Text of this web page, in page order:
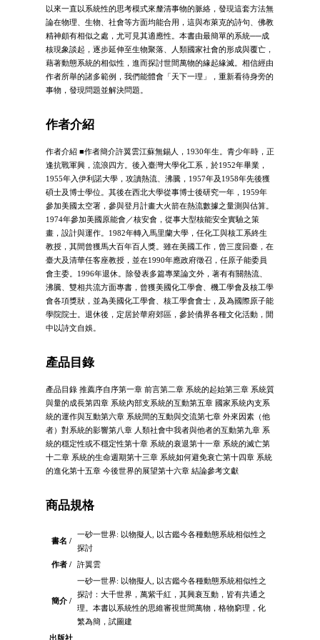
以來一直以系統性的思考模式來釐清事物的脈絡，發現這套方法無
論在物理、生物、社會等方面均能合用，這與布萊克的詩句、佛教
精神頗有相似之處，尤可見其適應性。本書由最簡單的系統──成
核現象談起，逐步延伸至生物聚落、人類國家社會的形成與覆亡，
藉著動態系統的相似性，進而探討世間萬物的緣起緣滅。相信經由
作者所舉的諸多範例，我們能體會「天下一理」，重新看待身旁的
事物，發現問題並解決問題。
作者介紹
作者介紹 ■作者簡介許翼雲江蘇無錫人，1930年生。青少年時，正
逢抗戰軍興，流浪四方。後入臺灣大學化工系，於1952年畢業，
1955年入伊利諾大學，攻讀熱流、沸騰，1957年及1958年先後獲
碩士及博士學位。其後在西北大學從事博士後研究一年，1959年
參加美國太空署，參與登月計畫大火箭在熱流數據之量測與估算。
1974年參加美國原能會／核安會，從事大型核能安全實驗之策
畫，設計與運作。1982年轉入馬里蘭大學，任化工與核工系終生
教授，其間曾獲馬大百年百人獎。雖在美國工作，曾三度回臺，在
臺大及清華任客座教授，並在1990年應政府徵召，任原子能委員
會主委。1996年退休。除發表多篇專業論文外，著有有關熱流、
沸騰、雙相共流方面專書，曾獲美國化工學會、機工學會及核工學
會各項獎狀，並為美國化工學會、核工學會會士，及為國際原子能
學院院士。退休後，定居於華府郊區，參於僑界各種文化活動，閒
中以詩文自娛。
產品目錄
產品目錄 推薦序自序第一章 前言第二章 系統的起始第三章 系統質
與量的成長第四章 系統內部支系統的互動第五章 國家系統內支系
統的運作與互動第六章 系統間的互動與交流第七章 外來因素（他
者）對系統的影響第八章 人類社會中我者與他者的互動第九章 系
統的穩定性或不穩定性第十章 系統的衰退第十一章 系統的滅亡第
十二章 系統的生命週期第十三章 系統如何避免衰亡第十四章 系統
的進化第十五章 今後世界的展望第十六章 結論參考文獻
商品規格
書名 /
一砂一世界: 以物擬人, 以古鑑今各種動態系統相似性之
探討
作者 /
許翼雲
簡介 /
一砂一世界: 以物擬人, 以古鑑今各種動態系統相似性之
探討：大千世界，萬紫千紅，其興衰互動，皆有共通之
理。本書以系統性的思維審視世間萬物，格物窮理，化
繁為簡，試圖建
出版社